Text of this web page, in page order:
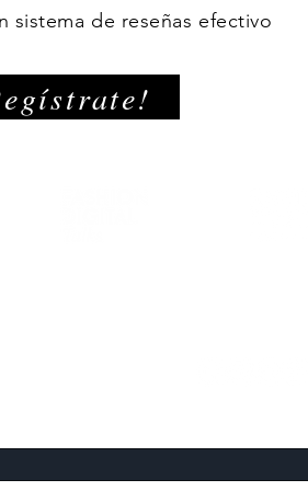
sistema de reseñas efectivo